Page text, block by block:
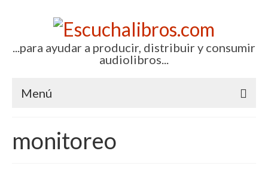
...para ayudar a producir, distribuir y consumir
audiolibros...
Menú
Artículos (todos)
monitoreo